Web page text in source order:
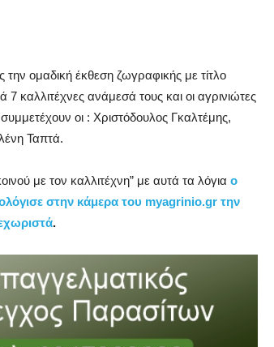
την ομαδική έκθεση ζωγραφικής με τίτλο
καλλιτέχνες ανάμεσά τους και οι αγρινιώτες
οι : Χριστόδουλος Γκαλτέμης,
Ταπτά.
με τον καλλιτέχνη” με αυτά τα λόγια ο
στην κάμερα του myagrinio.gr την
.